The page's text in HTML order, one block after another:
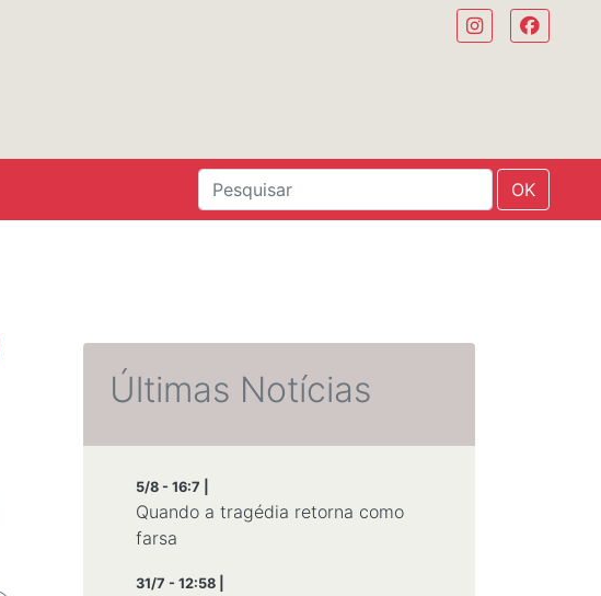
OK
Últimas Notícias
5/8 - 16:7 |
Quando a tragédia retorna como
farsa
31/7 - 12:58 |